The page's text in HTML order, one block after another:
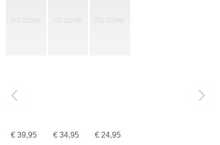
€39,95 €34,95 € 24,95